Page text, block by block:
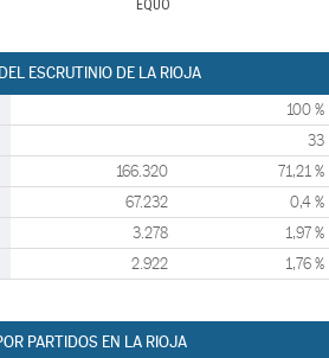
EQUO
ESCRUTINIO DE LA RIOJA
100 %
33
166.320 71,21 %
67.232 0,4 %
3.278 1,97 %
2.922 1,76 %
PARTIDOS EN LA RIOJA